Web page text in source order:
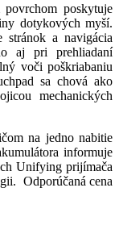
poskytuje
dotykových myší.
stránok a navigácia
aj pri prehliadaní
voči poškriabaniu
sa chová ako
mechanických
na jedno nabitie
informuje
Unifying prijímača
Odporúčaná cena